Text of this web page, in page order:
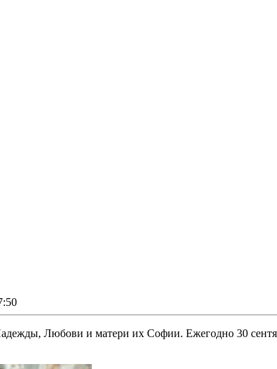
Любови и матери их Софии. Ежегодно 30